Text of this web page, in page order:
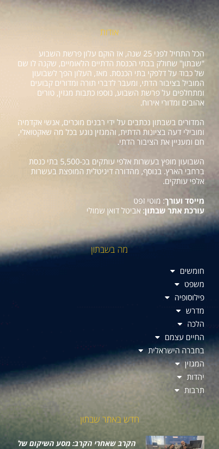
אודות
הכל התחיל לפני 25 שנה, אז הוקם עלון פרשת השבוע
"שבתון" שחולק בבתי הכנסת הדתיים הלאומיים, שקנה לו שם
של כבוד על דלפקי בתי הכנסת. מאז, העלון הפך לשבועון
המוביל בציבור הדתי, ומעבר לדברי תורה ומדורים קבועים
ומתחלפים על פרשת השבוע, נוספו כתבות מגזין, טורים
אהובים ומדורי אירוח.
המדורים בשבתון נכתבים על ידי רבנים מוכרים, אנשי אקדמיה
ומובילי דעה בציונות הדתית, והמגזין נוגע בכל מה שאקטואלי,
חם ומעניין את הציבור הדתי.
השבועון מופץ בעשרות אלפי עותקים בכ-5,500 בתי כנסת
ברחבי הארץ. בנוסף, מהדורה דיגיטלית המופצת בעשרות
אלפי עותקים.
מייסד ועורך: מוטי זפט
עורכת אתר שבתון: אביטל דואן שמולי
מה בשבתון
חומשים
משפט
פילוסופיה
מדרש
הלכה
החיים עצמם
בחברה הישראלית
המגזין
יהדות
תרבות
חדש באתר שבתון
הקרב שאחרי הקרב: מסע השיקום של